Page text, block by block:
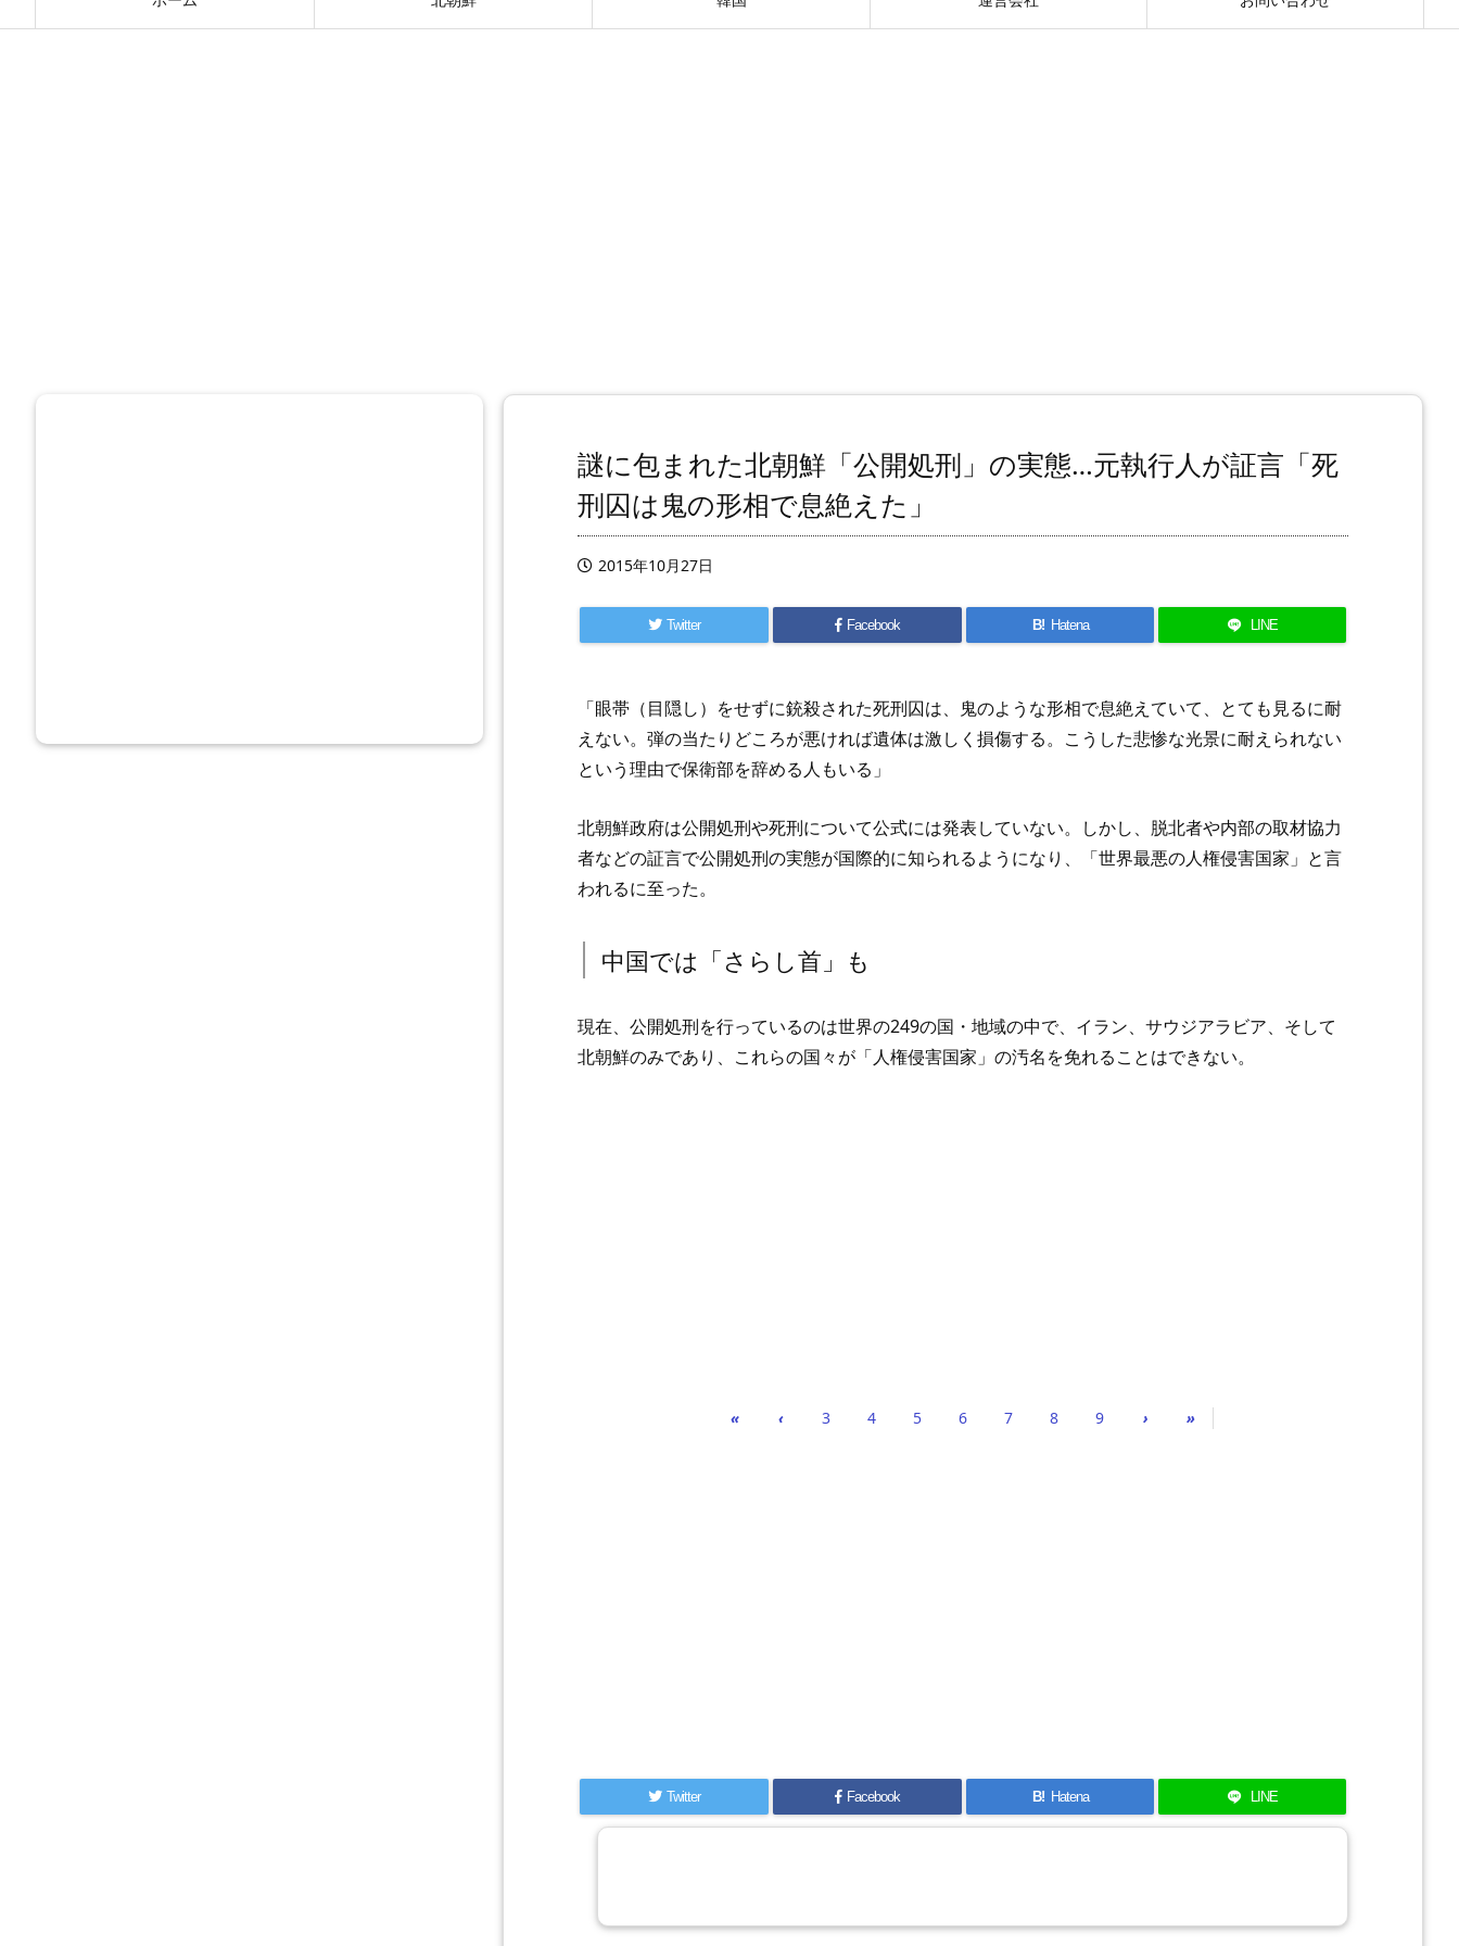
謎に包まれた北朝鮮「公開処刑」の実態…元執行人が証言「死
刑囚は鬼の形相で息絶えた」
2015年10月27日
Twitter Facebook B! Hatena LINE
「眼帯（目隠し）をせずに銃殺された死刑囚は、鬼のような形相で息絶えていて、とても見るに耐
えない。弾の当たりどころが悪ければ遺体は激しく損傷する。こうした悲惨な光景に耐えられない
という理由で保衛部を辞める人もいる」
北朝鮮政府は公開処刑や死刑について公式には発表していない。しかし、脱北者や内部の取材協力
者などの証言で公開処刑の実態が国際的に知られるようになり、「世界最悪の人権侵害国家」と言
われるに至った。
中国では「さらし首」も
現在、公開処刑を行っているのは世界の249の国・地域の中で、イラン、サウジアラビア、そして
北朝鮮のみであり、これらの国々が「人権侵害国家」の汚名を免れることはできない。
« ‹ 3 4 5 6 7 8 9 › »
Twitter Facebook B! Hatena LINE